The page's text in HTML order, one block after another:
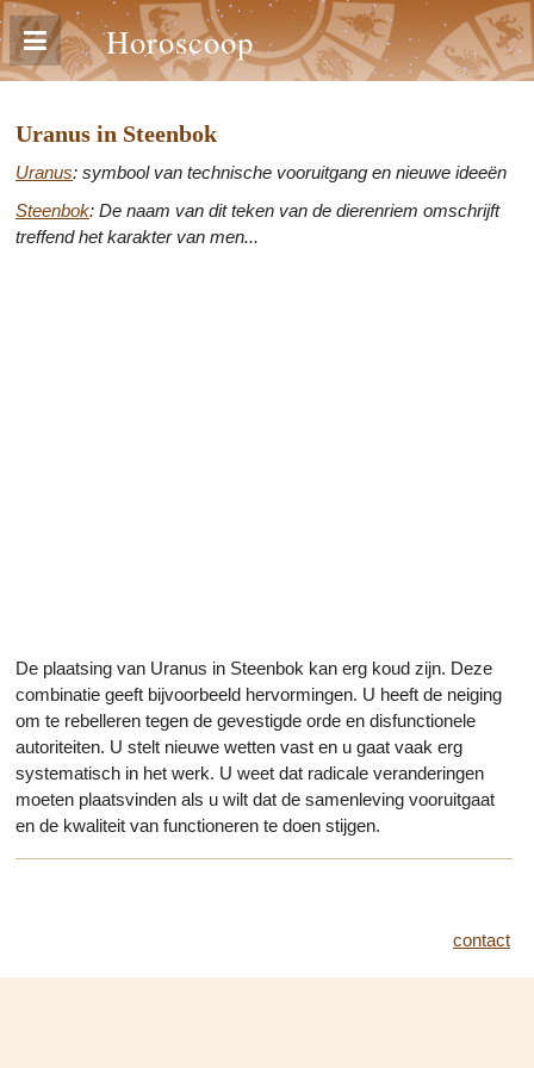
Horoscoop
Uranus in Steenbok
Uranus: symbool van technische vooruitgang en nieuwe ideeën
Steenbok: De naam van dit teken van de dierenriem omschrijft
treffend het karakter van men...
De plaatsing van Uranus in Steenbok kan erg koud zijn. Deze
combinatie geeft bijvoorbeeld hervormingen. U heeft de neiging
om te rebelleren tegen de gevestigde orde en disfunctionele
autoriteiten. U stelt nieuwe wetten vast en u gaat vaak erg
systematisch in het werk. U weet dat radicale veranderingen
moeten plaatsvinden als u wilt dat de samenleving vooruitgaat
en de kwaliteit van functioneren te doen stijgen.
contact